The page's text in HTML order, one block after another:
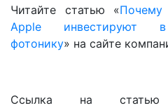
Читайте статью «
Apple инвестируют в
фотонику» на сайте
Ссылка на